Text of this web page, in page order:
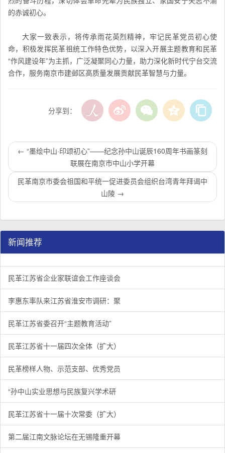
的赤诚初心。
大家一致表示，将传承雨花英烈精神，牢记民革党员初心使
命，积极发挥民革祖统工作特色优势，以深入开展主题教育和民革
“作风建设年”为主抓，广泛凝聚同心力量，助力深化新时代宁台交流
合作，服务南京市建邺区高质量发展贡献民革智慧与力量。
分享到：
← “墨绘中山·印颂初心”——纪念孙中山诞辰160周年书画篆刻
联展在南京市中山小学开幕
​民革南京市委会祖国和平统一促进委员会组织台湾青年拜谒中
山陵 →
新闻推荐
民革江苏省企业家联谊会工作座谈会在宁召开
1/3 李惠东率队来江苏省淮安市调研：聚焦民革党员之家建设管
2/3 民革江苏省委召开“主题教育活动” 领导班子民主生活会
3/3
民革江苏省企业家联谊会工作座谈会
李惠东率队来江苏省淮安市调研：聚
民革江苏省委召开“主题教育活动”
民革江苏省十一届四次全体（扩大）
民革榜样人物、示范支部、优秀党员
“孙中山实业思想与民族复兴学术研
民革江苏省十一届十次常委（扩大）
第二届江南文脉论坛在无锡隆重开幕